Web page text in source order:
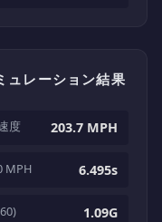
レーション結果
度 203.7 MPH
MPH 6.495s
1.09G